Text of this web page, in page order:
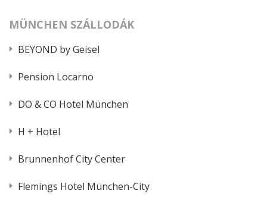
MÜNCHEN SZÁLLODÁK
BEYOND by Geisel
Pension Locarno
DO & CO Hotel München
H + Hotel
Brunnenhof City Center
Flemings Hotel München-City